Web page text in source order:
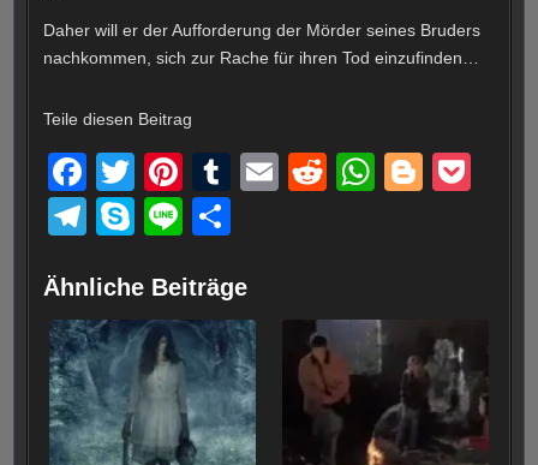
Daher will er der Aufforderung der Mörder seines Bruders
nachkommen, sich zur Rache für ihren Tod einzufinden…
Teile diesen Beitrag
F
a
c
e
b
o
o
k
T
wi
tt
er
Pi
nt
er
e
st
T
bl
r
E
R
t
W
A
p
p
Bl
T
e
gr
a
m
S
p
e
Li
e
e
n
Ähnliche Beiträge